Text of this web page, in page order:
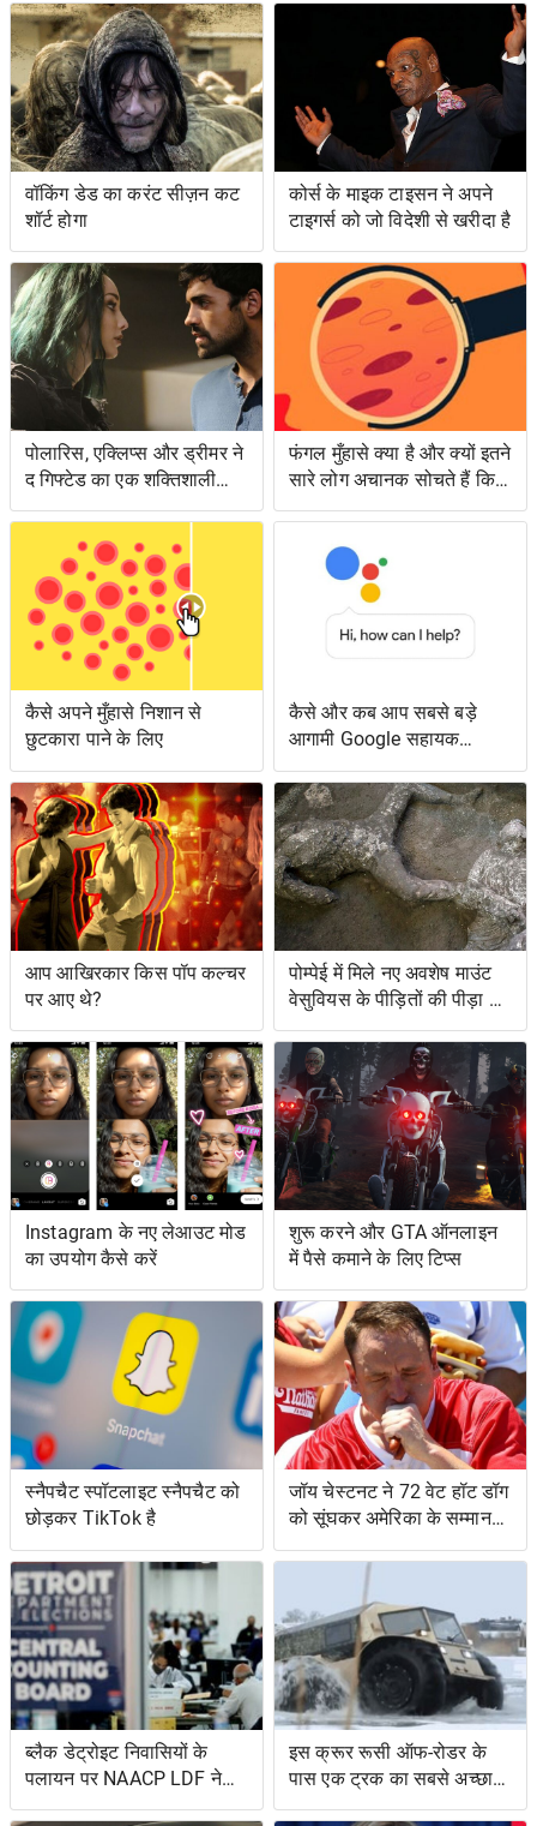
वॉकिंग डेड का करंट सीज़न कट
शॉर्ट होगा
कोर्स के माइक टाइसन ने अपने
टाइगर्स को जो विदेशी से खरीदा है
पोलारिस, एक्लिप्स और ड्रीमर ने
द गिफ्टेड का एक शक्तिशाली
एपिसोड लंगर डाला
फंगल मुँहासे क्या है और क्यों इतने
सारे लोग अचानक सोचते हैं कि
उनके पास क्या है?
कैसे अपने मुँहासे निशान से
छुटकारा पाने के लिए
कैसे और कब आप सबसे बड़े
आगामी Google सहायक
सुविधाओं तक पहुँच सकते हैं
आप आखिरकार किस पॉप कल्चर
पर आए थे?
पोम्पेई में मिले नए अवशेष माउंट
वेसुवियस के पीड़ितों की पीड़ा को
दर्शाते हैं
Instagram के नए लेआउट मोड
का उपयोग कैसे करें
शुरू करने और GTA ऑनलाइन
में पैसे कमाने के लिए टिप्स
स्नैपचैट स्पॉटलाइट स्नैपचैट को
छोड़कर TikTok है
जॉय चेस्टनट ने 72 वेट हॉट डॉग
को सूंघकर अमेरिका के सम्मान
की रक्षा की
ब्लैक डेट्रोइट निवासियों के
पलायन पर NAACP LDF ने
मुकदमा किया, मिशिगन के वोट
इस क्रूर रूसी ऑफ-रोडर के
पास एक ट्रक का सबसे अच्छा
और एक उभयचर टैंक का सबसे